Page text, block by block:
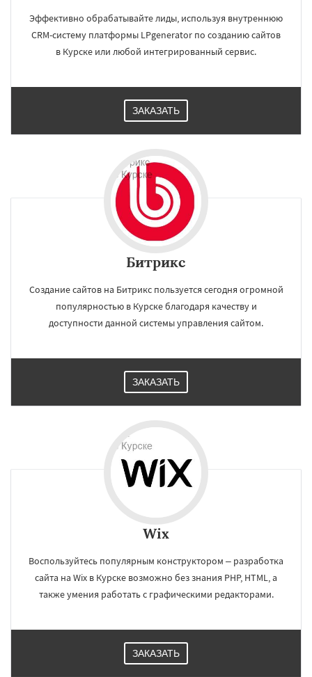
Эффективно обрабатывайте лиды, используя внутреннюю
CRM-систему платформы LPgenerator по созданию сайтов
в Курске или любой интегрированный сервис.
ЗАКАЗАТЬ
Битрикс
Создание сайтов на Битрикс пользуется сегодня огромной
популярностью в Курске благодаря качеству и
доступности данной системы управления сайтом.
ЗАКАЗАТЬ
Wix
Воспользуйтесь популярным конструктором – разработка
сайта на Wix в Курске возможно без знания PHP, HTML, а
также умения работать с графическими редакторами.
ЗАКАЗАТЬ